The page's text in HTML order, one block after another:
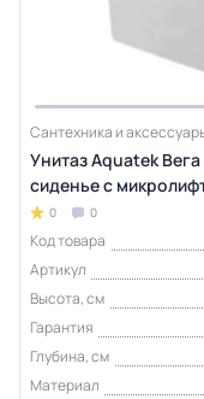
Сантехника и
Унитаз Aquatek
сиденье с
0 0
Код товара
Артикул
Высота, см
Гарантия
Глубина, см
Материал